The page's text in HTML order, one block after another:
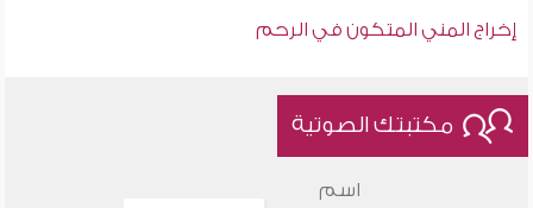
إخراج المني المتكون في الرحم
مكتبتك الصوتية
اسم